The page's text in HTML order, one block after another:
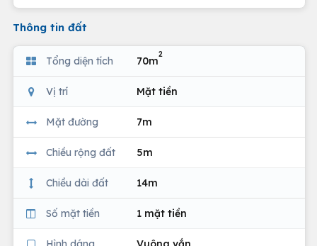
Thông tin đất
Tổng diện tích 70m
2
Vị trí Mặt tiền
Mặt đường 7m
Chiều rộng đất 5m
Chiều dài đất 14m
Số mặt tiền 1 mặt tiền